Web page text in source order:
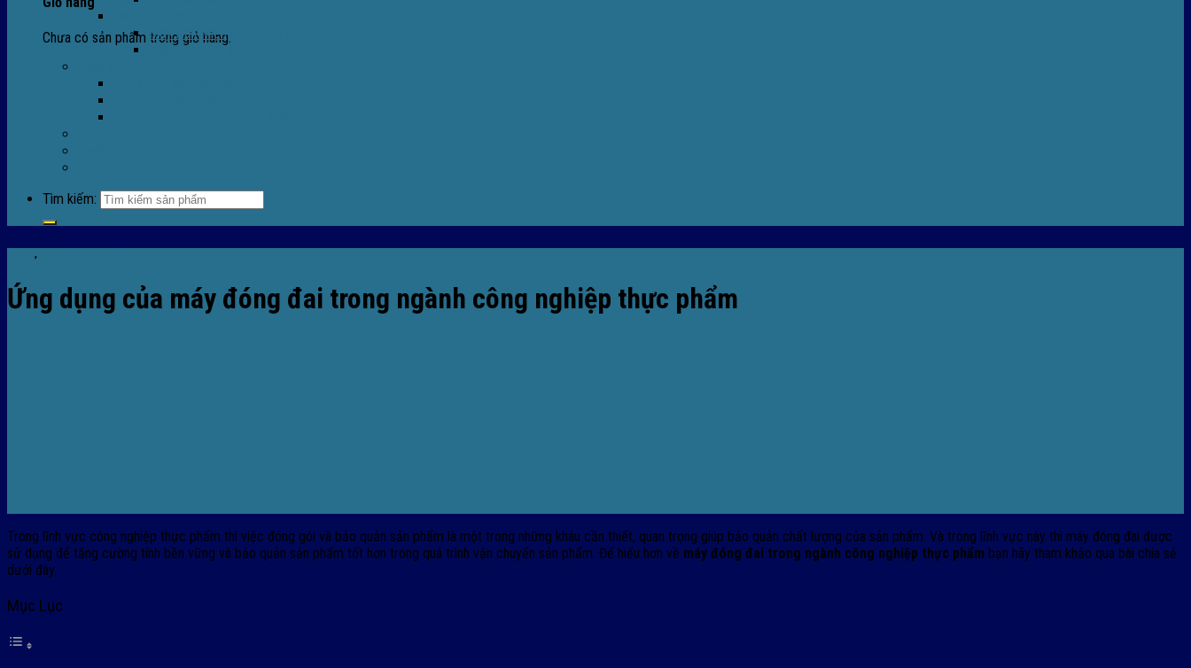
Chưa có sản phẩm trong giỏ hàng.
Máy Hàn Miệng Túi FR-770
Máy Đóng Đai FOREVER
Tìm kiếm:
,
Ứng dụng của máy đóng đai trong ngành công nghiệp thực phẩm
Trong lĩnh vực công nghiệp thực phẩm thì việc đóng gói và bảo quản sản phẩm là một trong những khâu cần thiết, quan trọng giúp bảo quản chất lượng của sản phẩm. Và trong lĩnh vực này thì máy đóng đai được
sử dụng để tăng cường tính bền vững và bảo quản sản phẩm tốt hơn trong quá trình vận chuyển sản phẩm. Để hiểu hơn về máy đóng đai trong ngành công nghiệp thực phẩm bạn hãy tham khảo qua bài chia sẻ
dưới đây.
Mục Lục